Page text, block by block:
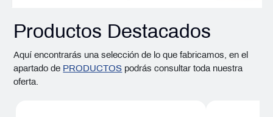
Productos Destacados
Aquí encontrarás una selección de lo que fabricamos, en el
apartado de PRODUCTOS podrás consultar toda nuestra
oferta.